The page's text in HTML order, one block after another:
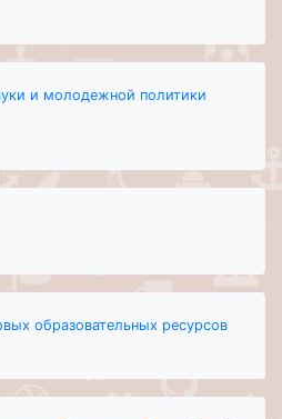
и молодежной политики
образовательных ресурсов